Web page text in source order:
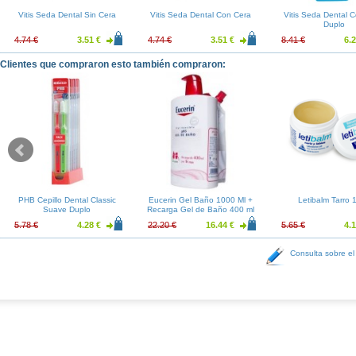
Vitis Seda Dental Sin Cera
4.74 € 3.51 €
Vitis Seda Dental Con Cera
4.74 € 3.51 €
Vitis Seda Dental
Duplo
8.41 €
Clientes que compraron esto también compraron:
PHB Cepillo Dental Classic
Suave Duplo
5.78 € 4.28 €
Eucerin Gel Baño 1000 Ml +
Recarga Gel de Baño 400 ml
22.20 € 16.44 €
Letibalm Tarro
5.65 €
Consulta sobre